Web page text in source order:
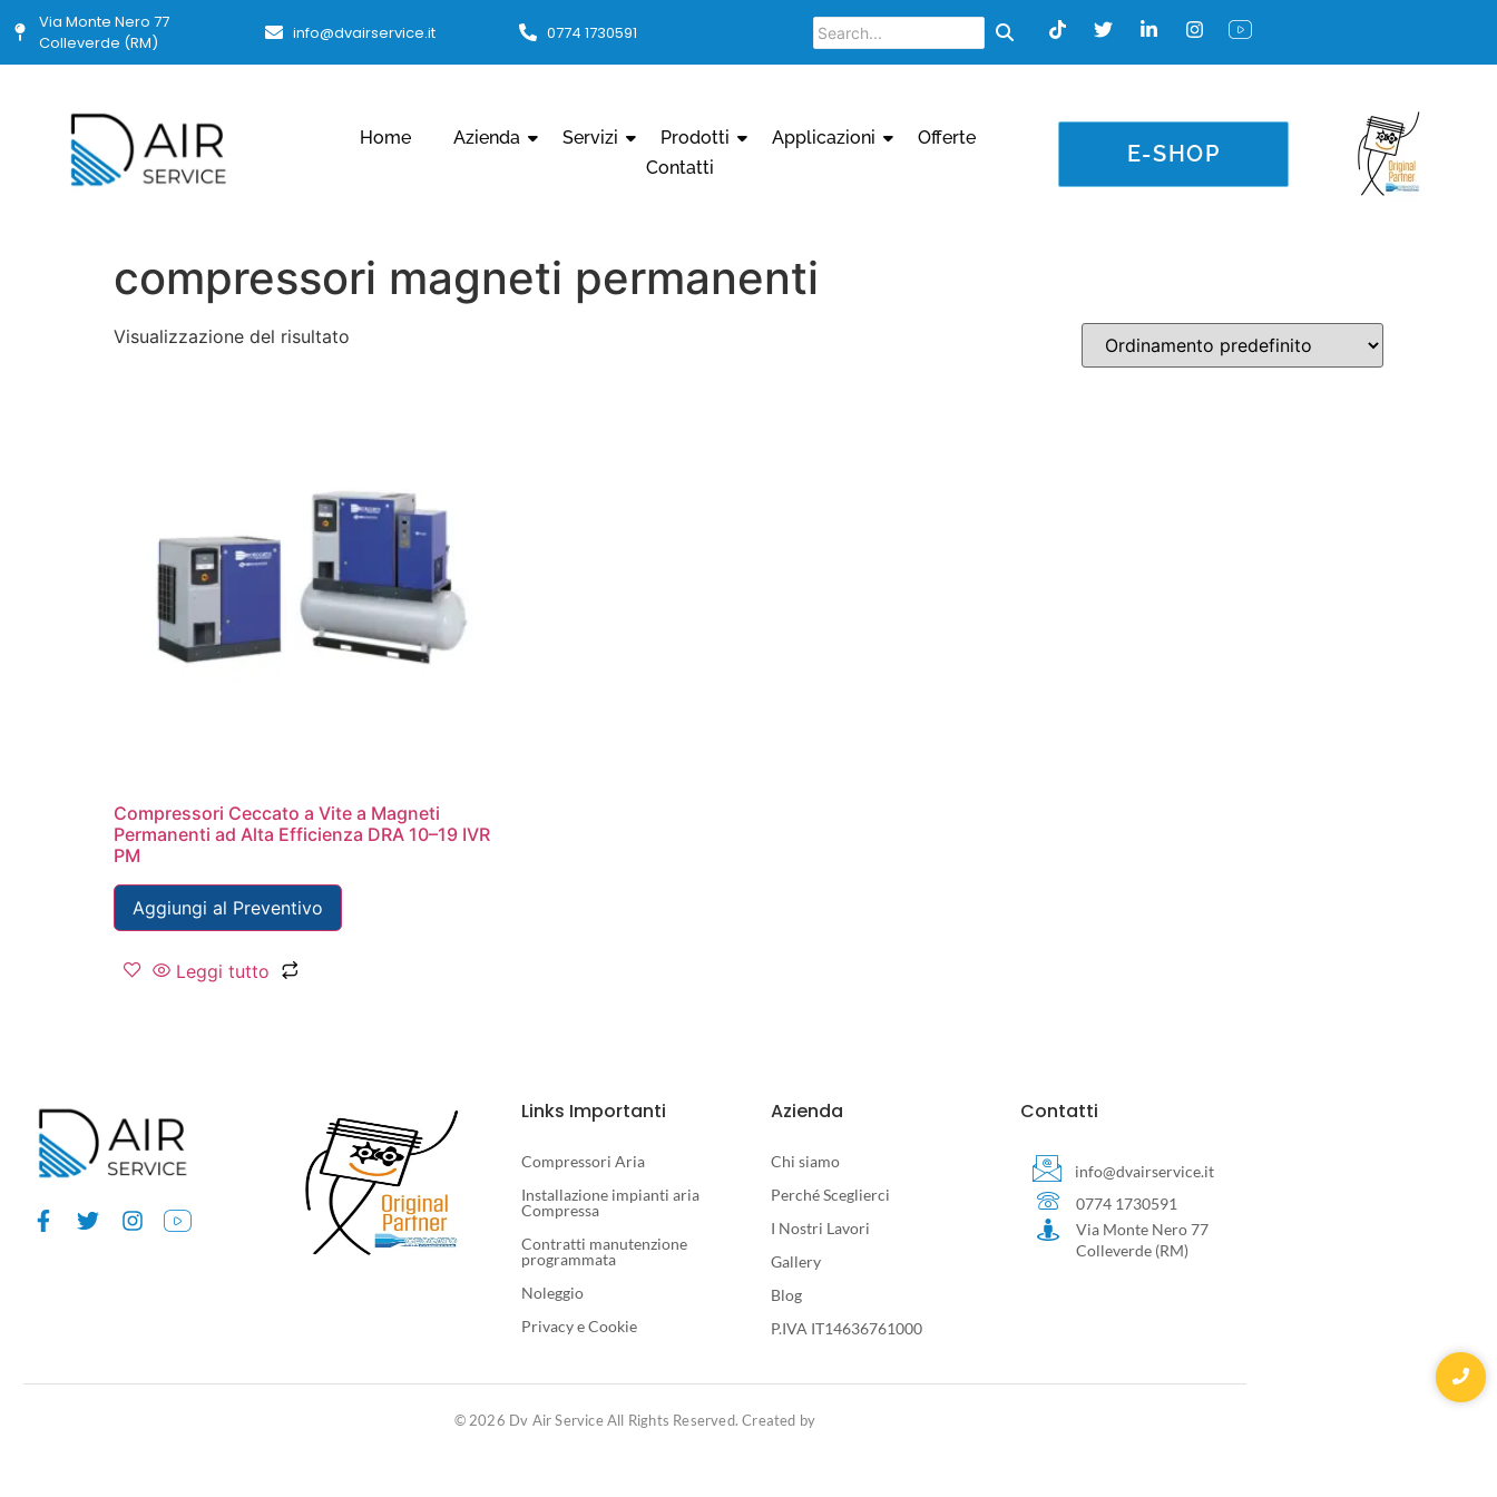
Via Monte Nero 77
Colleverde (RM)
info@dvairservice.it 0774 1730591
Home Azienda Servizi Prodotti Applicazioni
Offerte
Contatti
E-SHOP
compressori magneti permanenti
Visualizzazione del risultato
Compressori Ceccato a Vite a Magneti
Permanenti ad Alta Efficienza DRA 10–19 IVR
PM
Aggiungi al Preventivo
Leggi tutto
Links Importanti
Compressori Aria
Installazione impianti aria
Compressa
Contratti manutenzione
programmata
Noleggio
Privacy e Cookie
Azienda
Chi siamo
Perché Sceglierci
I Nostri Lavori
Gallery
Blog
P.IVA IT14636761000
Contatti
info@dvairservice.it
0774 1730591
Via Monte Nero 77
Colleverde (RM)
© 2026 Dv Air Service All Rights Reserved. Created by